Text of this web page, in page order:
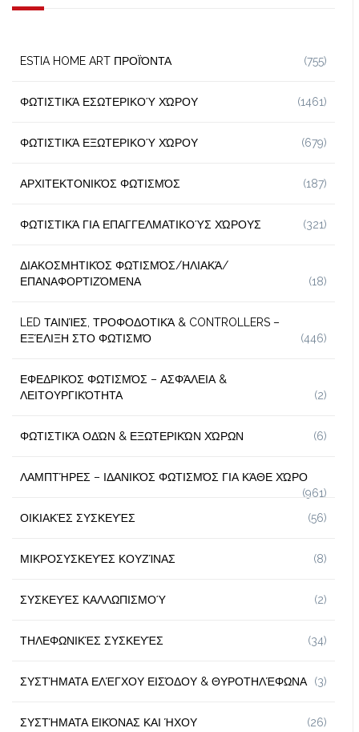
ESTIA HOME ART ΠΡΟΪΌΝΤΑ (755)
ΦΩΤΙΣΤΙΚΆ ΕΣΩΤΕΡΙΚΟΎ ΧΏΡΟΥ (1461)
ΦΩΤΙΣΤΙΚΆ ΕΞΩΤΕΡΙΚΟΎ ΧΏΡΟΥ (679)
ΑΡΧΙΤΕΚΤΟΝΙΚΌΣ ΦΩΤΙΣΜΌΣ (187)
ΦΩΤΙΣΤΙΚΆ ΓΙΑ ΕΠΑΓΓΕΛΜΑΤΙΚΟΎΣ ΧΏΡΟΥΣ (321)
ΔΙΑΚΟΣΜΗΤΙΚΌΣ ΦΩΤΙΣΜΌΣ/ΗΛΙΑΚΆ/
ΕΠΑΝΑΦΟΡΤΙΖΌΜΕΝΑ
(18)
LED ΤΑΙΝΊΕΣ, ΤΡΟΦΟΔΟΤΙΚΆ & CONTROLLERS –
ΕΞΈΛΙΞΗ ΣΤΟ ΦΩΤΙΣΜΌ
(446)
ΕΦΕΔΡΙΚΌΣ ΦΩΤΙΣΜΌΣ – ΑΣΦΆΛΕΙΑ &
ΛΕΙΤΟΥΡΓΙΚΌΤΗΤΑ
(2)
ΦΩΤΙΣΤΙΚΆ ΟΔΏΝ & ΕΞΩΤΕΡΙΚΏΝ ΧΏΡΩΝ (6)
ΛΑΜΠΤΉΡΕΣ – ΙΔΑΝΙΚΌΣ ΦΩΤΙΣΜΌΣ ΓΙΑ ΚΆΘΕ ΧΏΡΟ
(961)
ΟΙΚΙΑΚΈΣ ΣΥΣΚΕΥΈΣ
(56)
ΜΙΚΡΟΣΥΣΚΕΥΈΣ ΚΟΥΖΊΝΑΣ (8)
ΣΥΣΚΕΥΈΣ ΚΑΛΛΩΠΙΣΜΟΎ (2)
ΤΗΛΕΦΩΝΙΚΈΣ ΣΥΣΚΕΥΈΣ (34)
ΣΥΣΤΉΜΑΤΑ ΕΛΈΓΧΟΥ ΕΙΣΌΔΟΥ & ΘΥΡΟΤΗΛΈΦΩΝΑ (3)
ΣΥΣΤΉΜΑΤΑ ΕΙΚΌΝΑΣ ΚΑΙ ΉΧΟΥ (26)